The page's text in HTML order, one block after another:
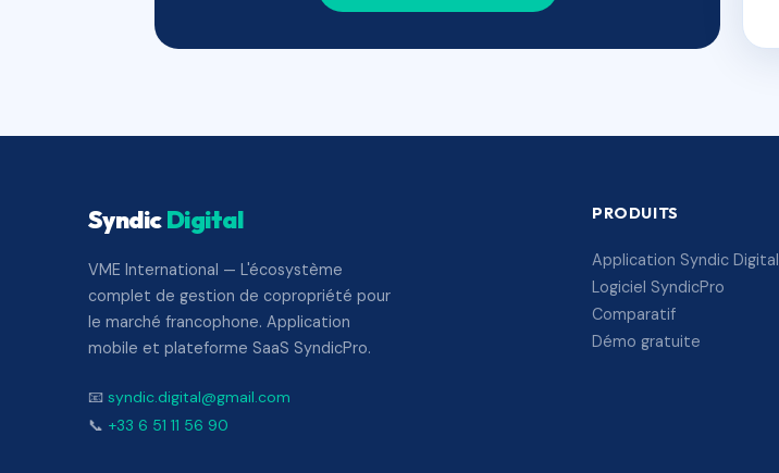
SyndicDigital
VME International — L'écosystème
complet de gestion de copropriété pour
le marché francophone. Application
mobile et plateforme SaaS SyndicPro.
📧 syndic.digital@gmail.com
📞 +33 6 51 11 56 90
PRODUITS
Application Syndic Digital
Logiciel SyndicPro
Comparatif
Démo gratuite